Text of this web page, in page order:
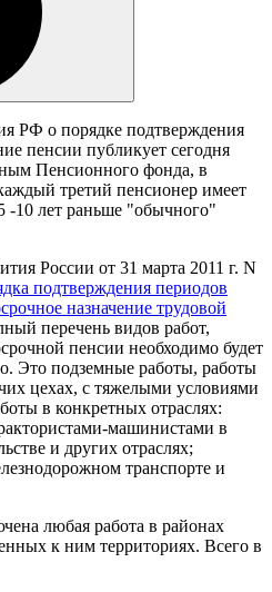
РФ о порядке подтверждения
пенсии публикует сегодня
Пенсионного фонда, в
третий пенсионер имеет
-10 лет раньше "обычного"
России от 31 марта 2011 г. N
подтверждения периодов
назначение трудовой
перечень видов работ,
пенсии необходимо будет
Это подземные работы, работы
цехах, с тяжелыми условиями
в конкретных отраслях:
машинистами в
и других отраслях;
транспорте и
любая работа в районах
к ним территориях. Всего в